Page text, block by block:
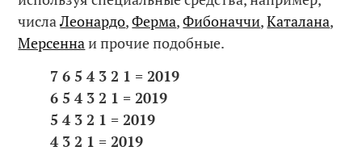
числаЛеонардо,Ферма,Фибоначчи,Каталана,
Мерсеннаи прочие подобные.
7 6 5 4 3 2 1 = 2019
6 5 4 3 2 1 = 2019
5 4 3 2 1 = 2019
4 3 2 1 = 2019